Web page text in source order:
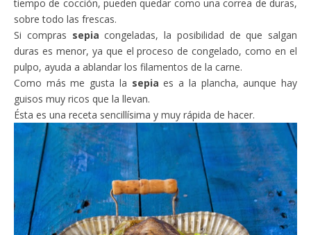
tiempo de cocción, pueden quedar como una correa de duras,
sobre todo las frescas.
Si compras sepia congeladas, la posibilidad de que salgan
duras es menor, ya que el proceso de congelado, como en el
pulpo, ayuda a ablandar los filamentos de la carne.
Como más me gusta la sepia es a la plancha, aunque hay
guisos muy ricos que la llevan.
Ésta es una receta sencillísima y muy rápida de hacer.